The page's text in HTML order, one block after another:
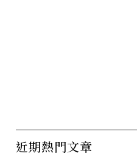
近期熱門文章